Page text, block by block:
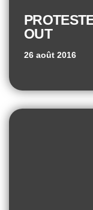
OUT
26 août 2016